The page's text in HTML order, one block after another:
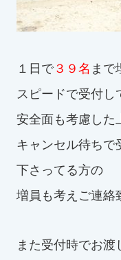
１日で３９名 まで
スピードで受付
安全面も考慮した
キャンセル待ちで
下さってる方の
増員も考えご連絡
また受付時でお渡